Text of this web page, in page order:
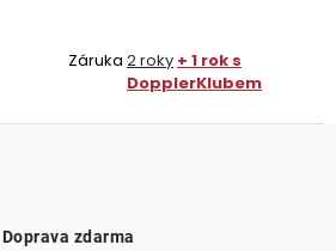
Záruka 2 roky + 1 rok s
DopplerKlubem
Doprava zdarma